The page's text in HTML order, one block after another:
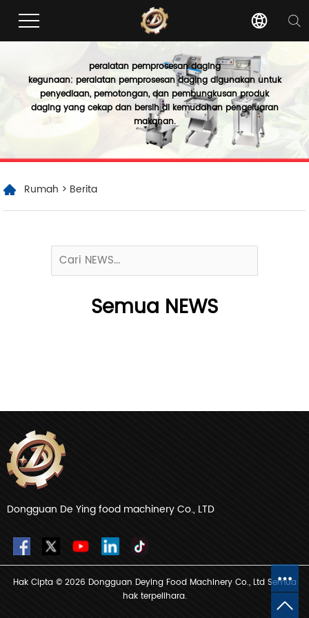
peralatan pemprosesan daging
kegunaan: peralatan pemprosesan daging digunakan untuk
penyediaan, pemotongan, dan pembungkusan produk
daging yang cekap dan bersih di kemudahan pengeluaran
makanan.
Rumah > Berita
Semua NEWS
Dongguan De Ying food machinery Co., LTD
Hak Cipta © 2026 Dongguan Deying Food Machinery Co., Ltd Semua
hak terpelihara.